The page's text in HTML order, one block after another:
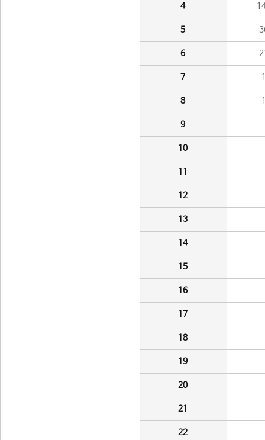
4
5
6
7
8
9
10
11
12
13
14
15
16
17
18
19
20
21
22